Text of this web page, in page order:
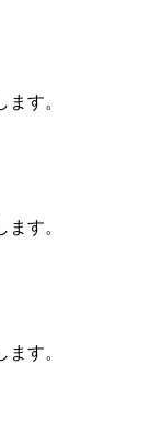
す。
す。
す。